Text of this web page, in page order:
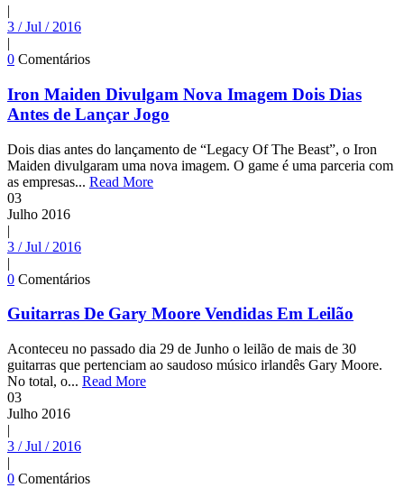
|
3 / Jul / 2016
|
0 Comentários
Iron Maiden Divulgam Nova Imagem Dois Dias
Antes de Lançar Jogo
Dois dias antes do lançamento de “Legacy Of The Beast”, o Iron
Maiden divulgaram uma nova imagem. O game é uma parceria com
as empresas... Read More
03
Julho 2016
|
3 / Jul / 2016
|
0 Comentários
Guitarras De Gary Moore Vendidas Em Leilão
Aconteceu no passado dia 29 de Junho o leilão de mais de 30
guitarras que pertenciam ao saudoso músico irlandês Gary Moore.
No total, o... Read More
03
Julho 2016
|
3 / Jul / 2016
|
0 Comentários